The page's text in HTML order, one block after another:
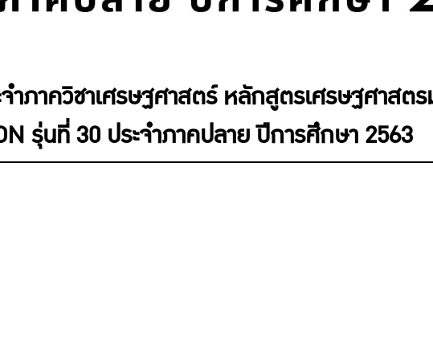
ภาควิชาเศรษฐศาสตร์ หลักสูตรเศรษฐศาสต
รุ่นที่ 30 ประจำภาคปลาย ปีการศึกษา 2563